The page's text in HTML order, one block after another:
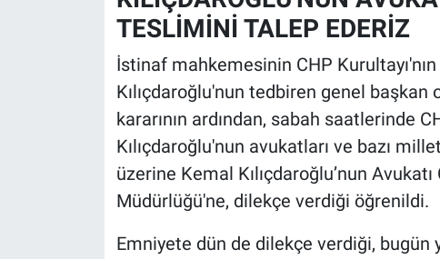
TESLİMİNİ TALEP EDERİZ
İstinaf mahkemesinin CHP
Kılıçdaroğlu'nun tedbiren genel
kararının ardından, sabah saatlerinde
Kılıçdaroğlu'nun avukatları ve bazı
üzerine Kemal Kılıçdaroğlu’nun
Müdürlüğü'ne, dilekçe verdiği öğrenildi.
Emniyete dün de dilekçe verdiği, bugün